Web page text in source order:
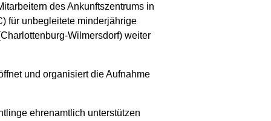
des Ankunftszentrums in
für unbegleitete minderjährige
Wilmersdorf) weiter
und organisiert die Aufnahme
ehrenamtlich unterstützen